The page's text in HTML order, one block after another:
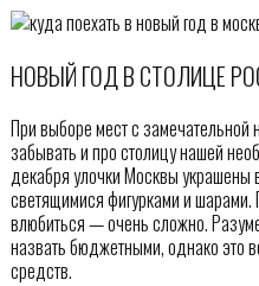
НОВЫЙ ГОД В СТОЛИЦЕ
При выборе мест с замечательной
забывать и про столицу нашей
декабря улочки Москвы
светящимися фигурками и
влюбиться — очень сложно.
назвать бюджетными, однако это
средств.